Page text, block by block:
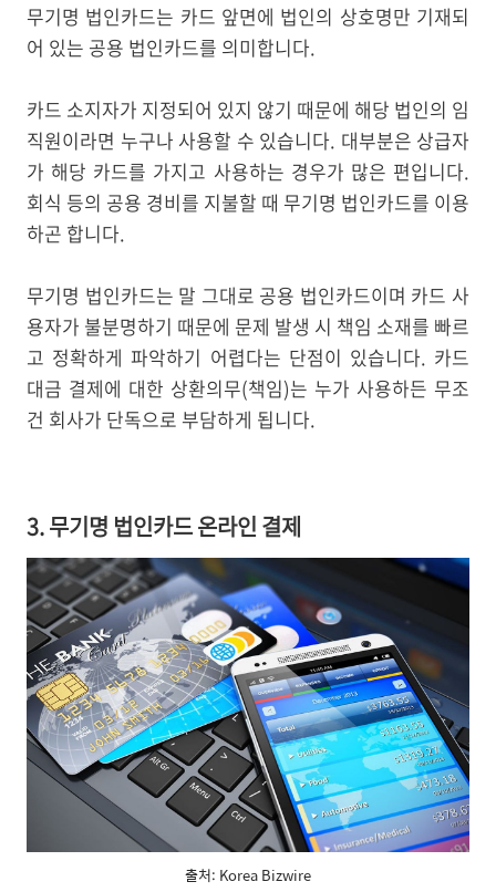
무기명 법인카드는 카드 앞면에 법인의 상호명만 기재되
어 있는 공용 법인카드를 의미합니다.
카드 소지자가 지정되어 있지 않기 때문에 해당 법인의 임
직원이라면 누구나 사용할 수 있습니다. 대부분은 상급자
가 해당 카드를 가지고 사용하는 경우가 많은 편입니다.
회식 등의 공용 경비를 지불할 때 무기명 법인카드를 이용
하곤 합니다.
무기명 법인카드는 말 그대로 공용 법인카드이며 카드 사
용자가 불분명하기 때문에 문제 발생 시 책임 소재를 빠르
고 정확하게 파악하기 어렵다는 단점이 있습니다. 카드
대금 결제에 대한 상환의무(책임)는 누가 사용하든 무조
건 회사가 단독으로 부담하게 됩니다.
3. 무기명 법인카드 온라인 결제
출처: Korea Bizwire